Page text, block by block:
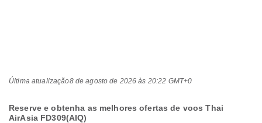
Última atualização8 de agosto de 2026 às 20:22 GMT+0
Reserve e obtenha as melhores ofertas de voos Thai
AirAsia FD309(AIQ)